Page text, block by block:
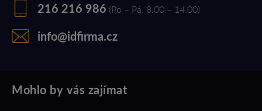
216 216 986 (Po – Pá: 8:00 – 14:00)
info@idfirma.cz
Mohlo by vás zajímat